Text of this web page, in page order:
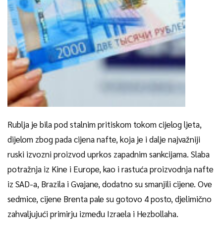
Rublja je bila pod stalnim pritiskom tokom cijelog ljeta,
dijelom zbog pada cijena nafte, koja je i dalje najvažniji
ruski izvozni proizvod uprkos zapadnim sankcijama. Slaba
potražnja iz Kine i Europe, kao i rastuća proizvodnja nafte
iz SAD-a, Brazila i Gvajane, dodatno su smanjili cijene. Ove
sedmice, cijene Brenta pale su gotovo 4 posto, djelimično
zahvaljujući primirju između Izraela i Hezbollaha.